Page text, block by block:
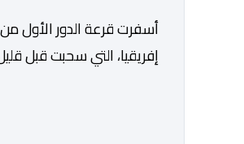
أسفرت قرعة الدور الأول
إفريقيا، التي سحبت قبل